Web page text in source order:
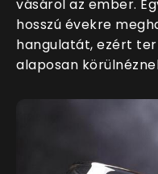
vásárol az ember.
hosszú évekre
hangulatát, ezért
alaposan